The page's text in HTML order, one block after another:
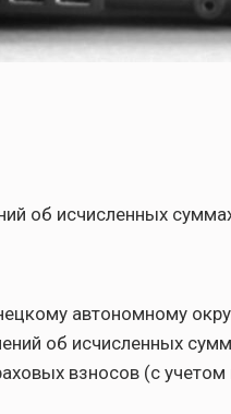
об исчисленных
автономному
об исчисленных
взносов (с